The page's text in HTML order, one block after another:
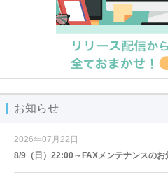
お知らせ
2026年07月22日
8/9（日）22:00～FAXメンテナンスのお